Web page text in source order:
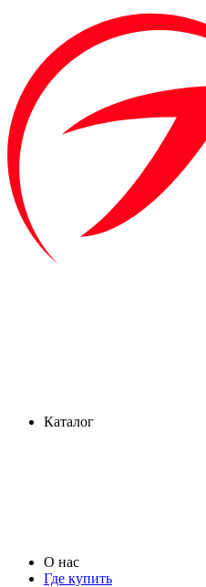
Каталог
О нас
Где купить